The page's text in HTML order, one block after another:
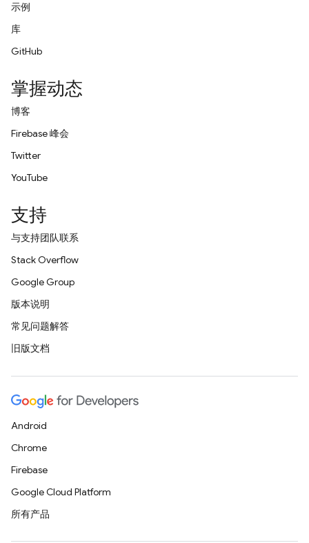
示例
库
GitHub
掌握动态
博客
Firebase 峰会
Twitter
YouTube
支持
与支持团队联系
Stack Overflow
Google Group
版本说明
常见问题解答
旧版文档
Android
Chrome
Firebase
Google Cloud Platform
所有产品